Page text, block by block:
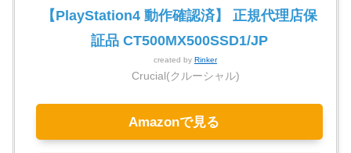
【PlayStation4 動作確認済】 正規代理店保
証品 CT500MX500SSD1/JP
created by Rinker
Crucial(クルーシャル)
Amazonで見る